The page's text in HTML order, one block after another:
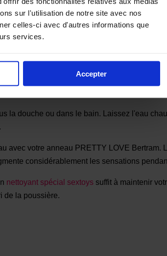
sur l'utilisation de notre site avec nos
celles-ci avec d'autres informations que
services.
Accepter
bénéfices. En premier lieu, il maintient
douce mais efficace permet
partagé. Positionnées stratégiquement,
pour une stimulation très puissante.
la douche ou dans le bain. Laissez l'eau
avec votre anneau PRETTY LOVE Bertram.
considérablement les sensations
nettoyant spécial sextoys suffit à maintenir
de la poussière.